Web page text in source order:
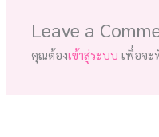
Leave a
คุณต้องเข้าสู่ระบบ เพื่อจะ